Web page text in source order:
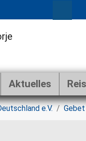
Aktuelles
e.V. Gebet